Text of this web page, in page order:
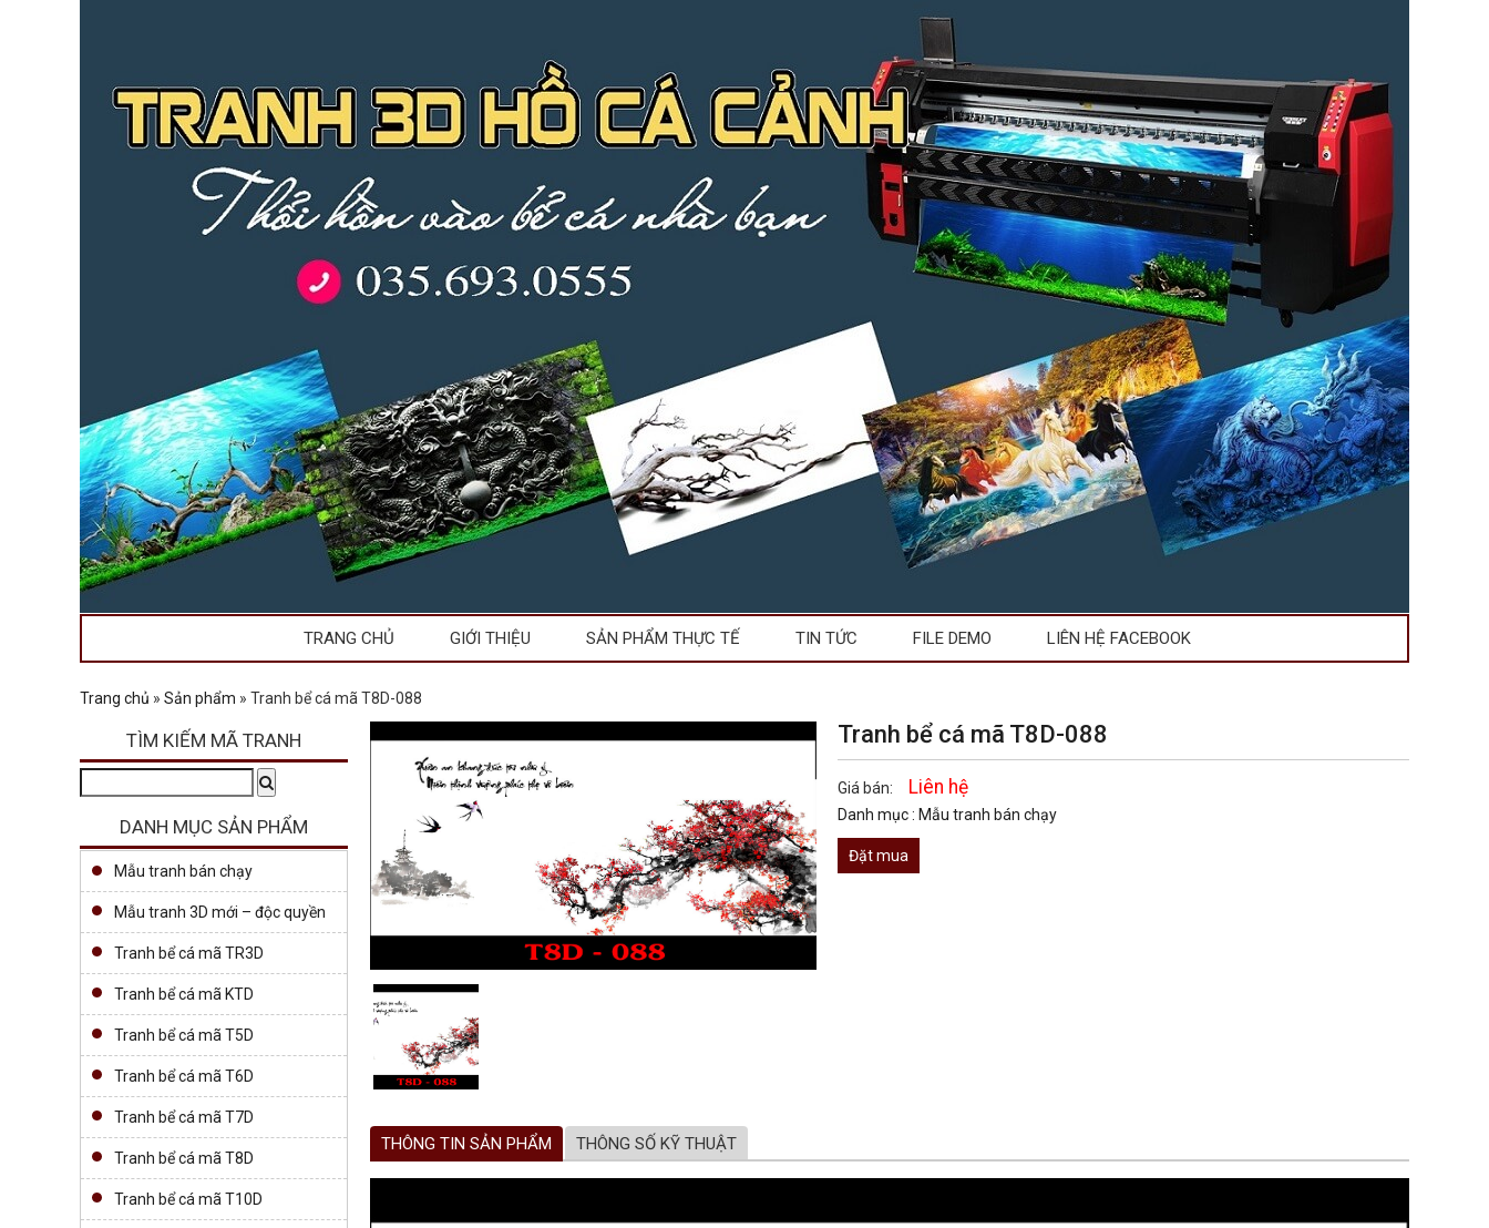
TRANG CHỦ GIỚI THIỆU SẢN PHẨM THỰC TẾ TIN TỨC FILE DEMO LIÊN HỆ FACEBOOK
Trang chủ » Sản phẩm » Tranh bể cá mã T8D-088
Tranh bể cá mã T8D-088
Giá bán: Liên hệ
Danh mục : Mẫu tranh bán chạy
Đặt mua
THÔNG TIN SẢN PHẨM THÔNG SỐ KỸ THUẬT
TÌM KIẾM MÃ TRANH
DANH MỤC SẢN PHẨM
Mẫu tranh bán chạy
Mẫu tranh 3D mới – độc quyền
Tranh bể cá mã TR3D
Tranh bể cá mã KTD
Tranh bể cá mã T5D
Tranh bể cá mã T6D
Tranh bể cá mã T7D
Tranh bể cá mã T8D
Tranh bể cá mã T10D